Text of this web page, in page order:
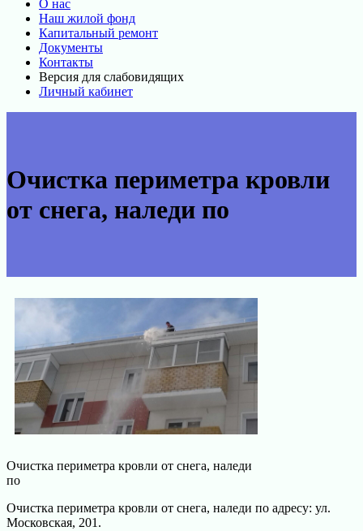
О нас
Наш жилой фонд
Капитальный ремонт
Документы
Контакты
Версия для слабовидящих
Личный кабинет
Очистка периметра кровли
от снега, наледи по
Очистка периметра кровли от снега, наледи
по
Очистка периметра кровли от снега, наледи по адресу: ул.
Московская, 201.